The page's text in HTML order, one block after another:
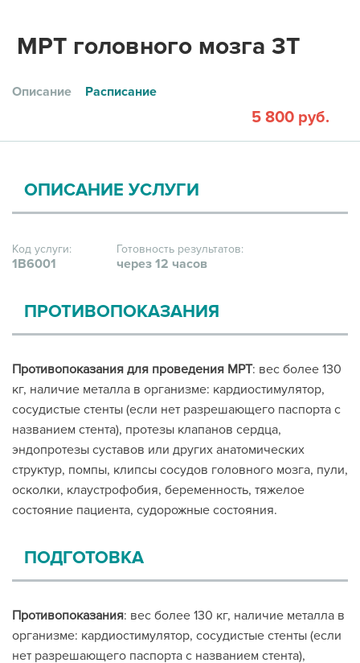
ПРАВОВАЯ ИНФОРМАЦИЯ
МРТ головного мозга 3Т
Описание Расписание
5 800 руб.
ОПИСАНИЕ УСЛУГИ
Код услуги:
1В6001
Готовность результатов:
через 12 часов
ПРОТИВОПОКАЗАНИЯ
Противопоказания для проведения МРТ: вес более 130
кг, наличие металла в организме: кардиостимулятор,
сосудистые стенты (если нет разрешающего паспорта с
названием стента), протезы клапанов сердца,
эндопротезы суставов или других анатомических
структур, помпы, клипсы сосудов головного мозга, пули,
осколки, клаустрофобия, беременность, тяжелое
состояние пациента, судорожные состояния.
ПОДГОТОВКА
Противопоказания: вес более 130 кг, наличие металла в
организме: кардиостимулятор, сосудистые стенты (если
нет разрешающего паспорта с названием стента),